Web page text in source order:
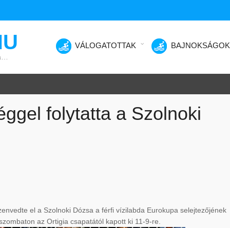
VÁLOGATOTTAK BAJNOKSÁGOK
folytatta a Szolnoki
el a Szolnoki Dózsa a férfi vízilabda Eurokupa selejtezőjének
az Ortigia csapatától kapott ki 11-9-re.